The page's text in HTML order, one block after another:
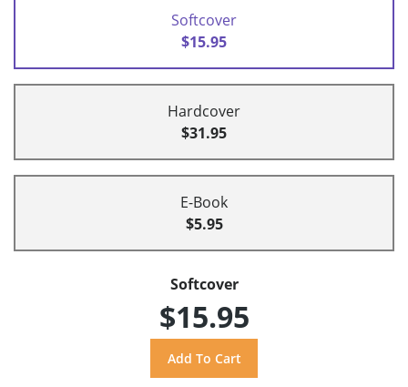
Softcover
$15.95
Hardcover
$31.95
E-Book
$5.95
Softcover
$15.95